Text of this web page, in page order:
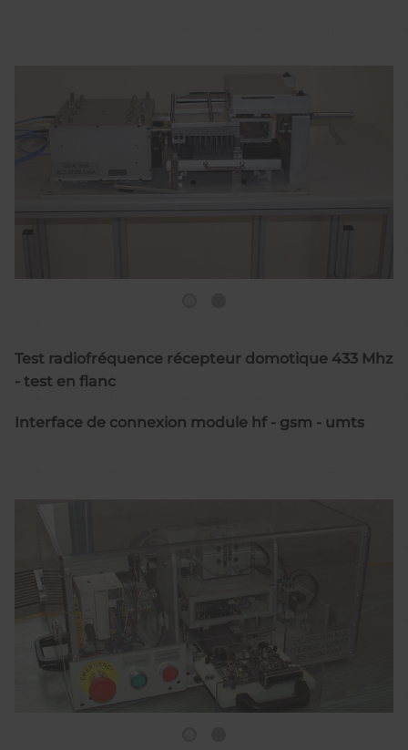
Test radiofréquence récepteur domotique 433 Mhz
- test en flanc
Interface de connexion module hf - gsm - umts